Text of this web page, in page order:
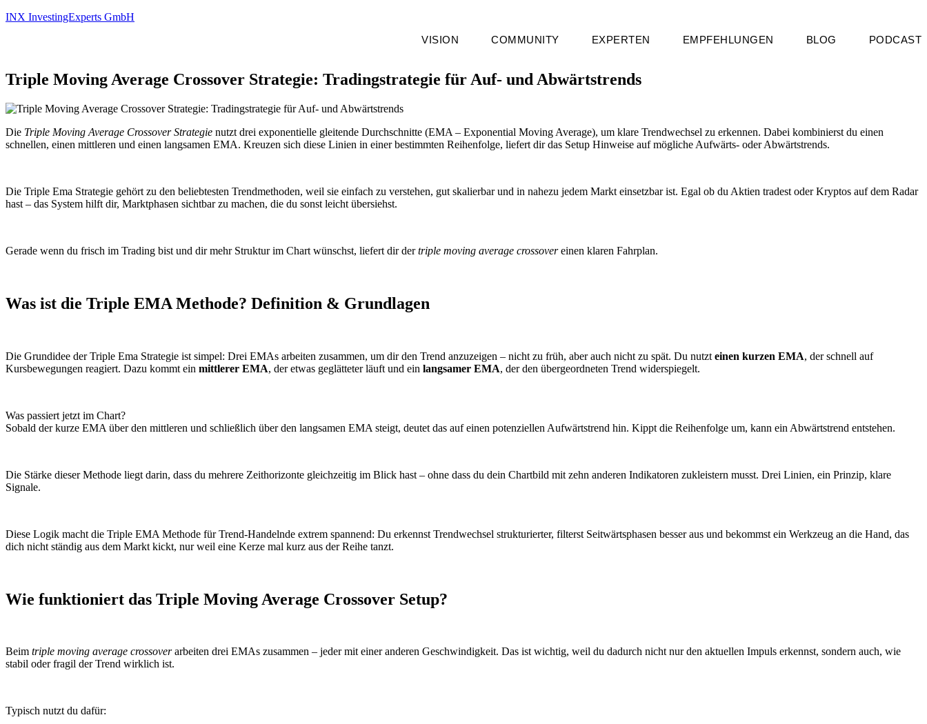
INX InvestingExperts GmbH
VISION
COMMUNITY EXPERTEN EMPFEHLUNGEN BLOG PODCAST
Triple Moving Average Crossover Strategie: Tradingstrategie für Auf- und Abwärtstrends
Die Triple Moving Average Crossover Strategie nutzt drei exponentielle gleitende Durchschnitte (EMA – Exponential Moving Average), um klare Trendwechsel zu erkennen. Dabei kombinierst du einen
schnellen, einen mittleren und einen langsamen EMA. Kreuzen sich diese Linien in einer bestimmten Reihenfolge, liefert dir das Setup Hinweise auf mögliche Aufwärts- oder Abwärtstrends.
Die Triple Ema Strategie gehört zu den beliebtesten Trendmethoden, weil sie einfach zu verstehen, gut skalierbar und in nahezu jedem Markt einsetzbar ist. Egal ob du Aktien tradest oder Kryptos auf dem Radar
hast – das System hilft dir, Marktphasen sichtbar zu machen, die du sonst leicht übersiehst.
Gerade wenn du frisch im Trading bist und dir mehr Struktur im Chart wünschst, liefert dir dertriple moving average crossovereinen klaren Fahrplan.
Was ist die Triple EMA Methode? Definition & Grundlagen
Die Grundidee der Triple Ema Strategie ist simpel: Drei EMAs arbeiten zusammen, um dir den Trend anzuzeigen – nicht zu früh, aber auch nicht zu spät. Du nutzt einen kurzen EMA, der schnell auf
Kursbewegungen reagiert. Dazu kommt ein mittlerer EMA, der etwas geglätteter läuft und ein langsamer EMA, der den übergeordneten Trend widerspiegelt.
Was passiert jetzt im Chart?
Sobald der kurze EMA über den mittleren und schließlich über den langsamen EMA steigt, deutet das auf einen potenziellen Aufwärtstrend hin. Kippt die Reihenfolge um, kann ein Abwärtstrend entstehen.
Die Stärke dieser Methode liegt darin, dass du mehrere Zeithorizonte gleichzeitig im Blick hast – ohne dass du dein Chartbild mit zehn anderen Indikatoren zukleistern musst. Drei Linien, ein Prinzip, klare
Signale.
Diese Logik macht die Triple EMA Methode für Trend-Handelnde extrem spannend: Du erkennst Trendwechsel strukturierter, filterst Seitwärtsphasen besser aus und bekommst ein Werkzeug an die Hand, das
dich nicht ständig aus dem Markt kickt, nur weil eine Kerze mal kurz aus der Reihe tanzt.
Wie funktioniert das Triple Moving Average Crossover Setup?
Beim triple moving average crossoverarbeiten drei EMAs zusammen – jeder mit einer anderen Geschwindigkeit. Das ist wichtig, weil du dadurch nicht nur den aktuellen Impuls erkennst, sondern auch, wie
stabil oder fragil der Trend wirklich ist.
Typisch nutzt du dafür: